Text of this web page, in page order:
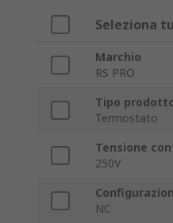
Seleziona
Marchio
RS PRO
Tipo
Termostato
Tensione
250V
NC